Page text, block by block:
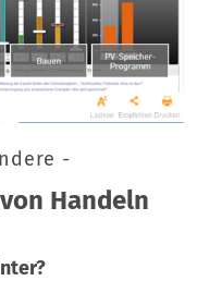
-
Handeln